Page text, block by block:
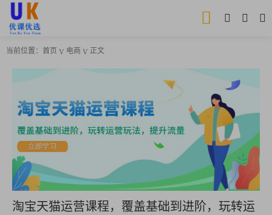
当前位置： 首页 电商 正文
淘宝天猫运营课程，覆盖基础到进阶，玩转运